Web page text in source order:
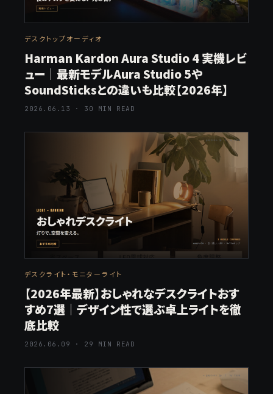
デスクトップオーディオ
Harman Kardon Aura Studio 4 実機レビ
ュー｜最新モデルAura Studio 5や
SoundSticksとの違いも比較【2026年】
2026.06.13 · 30 MIN READ
デスクライト・モニターライト
【2026年最新】おしゃれなデスクライトおす
すめ7選｜デザイン性で選ぶ卓上ライトを徹
底比較
2026.06.09 · 29 MIN READ